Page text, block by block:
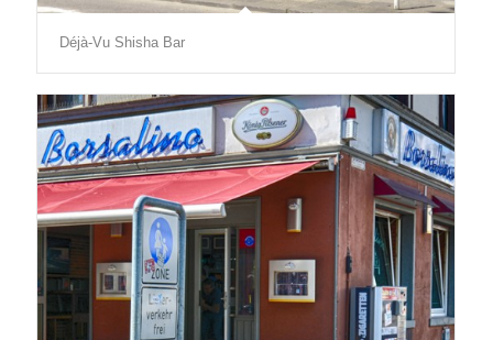
Déjà-Vu Shisha Bar